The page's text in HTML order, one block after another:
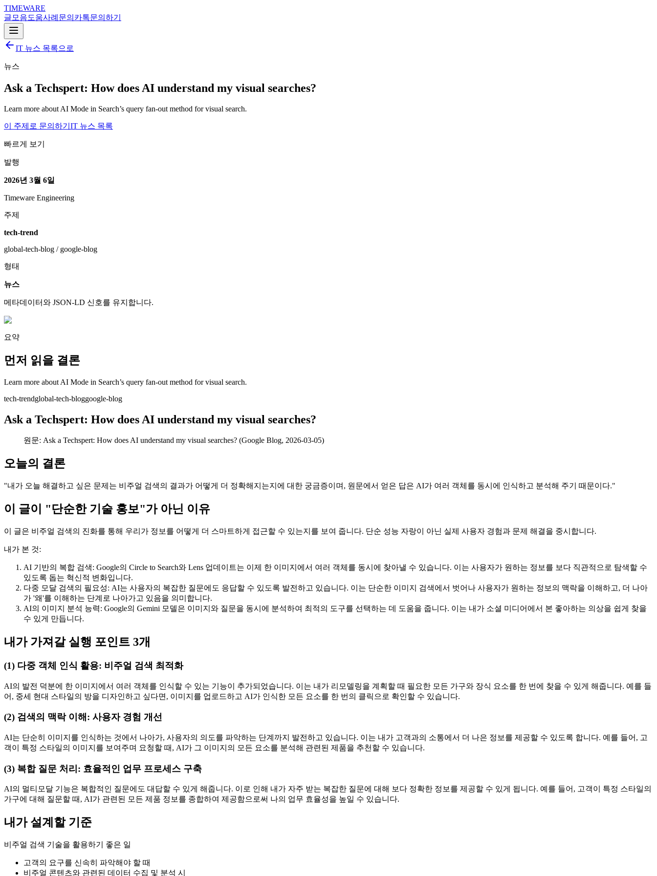
TIMEWARE
글 모음도움사례 문의 카톡문의하기
IT 뉴스 목록으로
뉴스
Ask a Techspert: How does AI understand my visual searches?
Learn more about AI Mode in Search’s query fan-out method for visual search.
이 주제로 문의하기 IT 뉴스 목록
빠르게 보기
발행
2026년 3월 6일
Timeware Engineering
주제
tech-trend
global-tech-blog / google-blog
형태
뉴스
메타데이터와 JSON-LD 신호를 유지합니다.
요약
먼저 읽을 결론
Learn more about AI Mode in Search’s query fan-out method for visual search.
tech-trendglobal-tech-bloggoogle-blog
Ask a Techspert: How does AI understand my visual searches?
원문: Ask a Techspert: How does AI understand my visual searches? (Google Blog, 2026-03-05)
오늘의 결론
"내가 오늘 해결하고 싶은 문제는 비주얼 검색의 결과가 어떻게 더 정확해지는지에 대한 궁금증이며, 원문에서 얻은 답은 AI가 여러 객체를 동시에 인식하고 분석해 주기 때문이다."
이 글이 "단순한 기술 홍보"가 아닌 이유
이 글은 비주얼 검색의 진화를 통해 우리가 정보를 어떻게 더 스마트하게 접근할 수 있는지를 보여 줍니다. 단순 성능 자랑이 아닌 실제 사용자 경험과 문제 해결을 중시합니다.
내가 본 것:
AI 기반의 복합 검색: Google의 Circle to Search와 Lens 업데이트는 이제 한 이미지에서 여러 객체를 동시에 찾아낼 수 있습니다. 이는 사용자가 원하는 정보를 보다 직관적으로 탐색할 수
있도록 돕는 혁신적 변화입니다.
다중 모달 검색의 필요성: AI는 사용자의 복잡한 질문에도 응답할 수 있도록 발전하고 있습니다. 이는 단순한 이미지 검색에서 벗어나 사용자가 원하는 정보의 맥락을 이해하고, 더 나아
가 '왜'를 이해하는 단계로 나아가고 있음을 의미합니다.
AI의 이미지 분석 능력: Google의 Gemini 모델은 이미지와 질문을 동시에 분석하여 최적의 도구를 선택하는 데 도움을 줍니다. 이는 내가 소셜 미디어에서 본 좋아하는 의상을 쉽게 찾을
수 있게 만듭니다.
내가 가져갈 실행 포인트 3개
(1) 다중 객체 인식 활용: 비주얼 검색 최적화
AI의 발전 덕분에 한 이미지에서 여러 객체를 인식할 수 있는 기능이 추가되었습니다. 이는 내가 리모델링을 계획할 때 필요한 모든 가구와 장식 요소를 한 번에 찾을 수 있게 해줍니다. 예를 들
어, 중세 현대 스타일의 방을 디자인하고 싶다면, 이미지를 업로드하고 AI가 인식한 모든 요소를 한 번의 클릭으로 확인할 수 있습니다.
(2) 검색의 맥락 이해: 사용자 경험 개선
AI는 단순히 이미지를 인식하는 것에서 나아가, 사용자의 의도를 파악하는 단계까지 발전하고 있습니다. 이는 내가 고객과의 소통에서 더 나은 정보를 제공할 수 있도록 합니다. 예를 들어, 고
객이 특정 스타일의 이미지를 보여주며 요청할 때, AI가 그 이미지의 모든 요소를 분석해 관련된 제품을 추천할 수 있습니다.
(3) 복합 질문 처리: 효율적인 업무 프로세스 구축
AI의 멀티모달 기능은 복합적인 질문에도 대답할 수 있게 해줍니다. 이로 인해 내가 자주 받는 복잡한 질문에 대해 보다 정확한 정보를 제공할 수 있게 됩니다. 예를 들어, 고객이 특정 스타일의
가구에 대해 질문할 때, AI가 관련된 모든 제품 정보를 종합하여 제공함으로써 나의 업무 효율성을 높일 수 있습니다.
내가 설계할 기준
비주얼 검색 기술을 활용하기 좋은 일
고객의 요구를 신속히 파악해야 할 때
비주얼 콘텐츠와 관련된 데이터 수집 및 분석 시